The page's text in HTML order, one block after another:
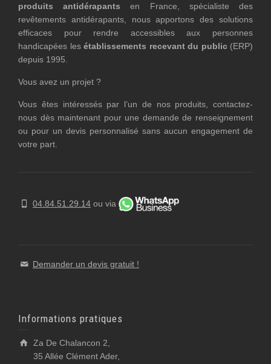
produits antidérapants en France, spécialiste des
revêtements antidérapants, nous apportons des solutions
efficaces pour rendre accessibles aux personnes
handicapées les établissements recevant du public(ERP)
depuis 1995.
Vous avez un projet ?
Vous êtes intéressés par l’un de nos produits, contactez-
nous dès maintenant pour une demande de renseignement
ou pour un devis personnalisé sans aucun engagement de
votre part.
04.84.51.29.14 ou via
Demander un devis gratuit !
Informations pratiques
Za De Chalancon 2,
35 Allée Clément Ader,